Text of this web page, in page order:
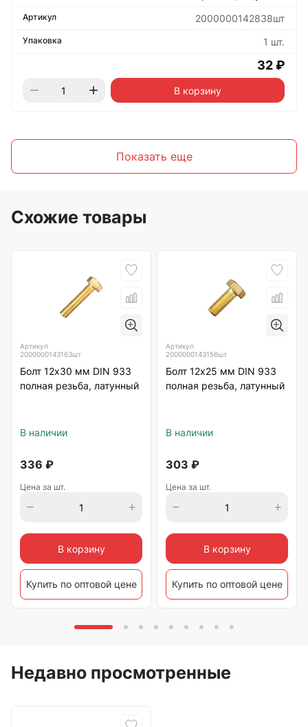
2000000142838шт
1 шт.
32 ₽
В корзину
Показать еще
Схожие товары
Артикул
2000000143163шт
Болт 12х30 мм DIN 933
полная резьба, латунный
В наличии
336 ₽
Цена за шт.
В корзину
Купить по оптовой цене
Артикул
2000000143156шт
Болт 12х25 мм DIN 933
полная резьба, латунный
В наличии
303 ₽
Цена за шт.
В корзину
Купить по оптовой цене
Недавно просмотренные